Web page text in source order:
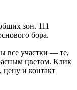
зон. 111
бора.
все участки — те,
цветом. Клик
и контакт